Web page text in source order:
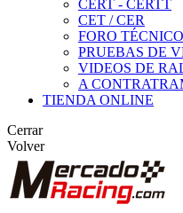
CERT - CERTT
CET / CER
FORO TÉCNICO
PRUEBAS DE
VIDEOS DE
A
TIENDA ONLINE
Cerrar
Volver